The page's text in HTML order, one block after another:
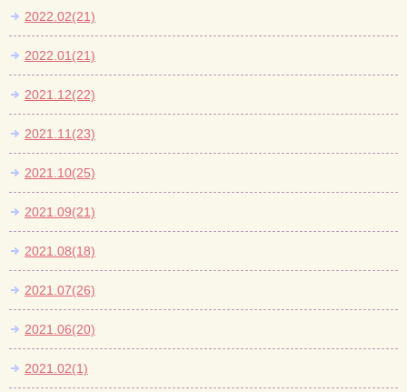
2022.02(21)
2022.01(21)
2021.12(22)
2021.11(23)
2021.10(25)
2021.09(21)
2021.08(18)
2021.07(26)
2021.06(20)
2021.02(1)